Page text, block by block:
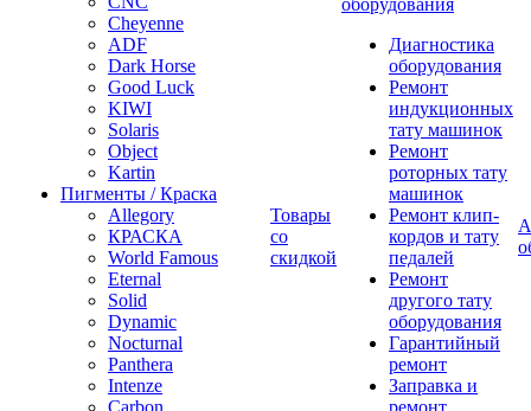
Cheyenne
ADF
Dark Horse
Good Luck
KIWI
Solaris
Object
Kartin
Пигменты / Краска
Allegory
КРАСКА
World Famous
Eternal
Solid
Dynamic
Nocturnal
Panthera
Intenze
Carbon
Товары
со
скидкой
оборудования
Диагностика
оборудования
Ремонт
индукционных
тату машинок
Ремонт
роторных тату
машинок
Ремонт клип-
кордов и тату
педалей
Ремонт
другого тату
оборудования
Гарантийный
ремонт
Заправка и
ремонт